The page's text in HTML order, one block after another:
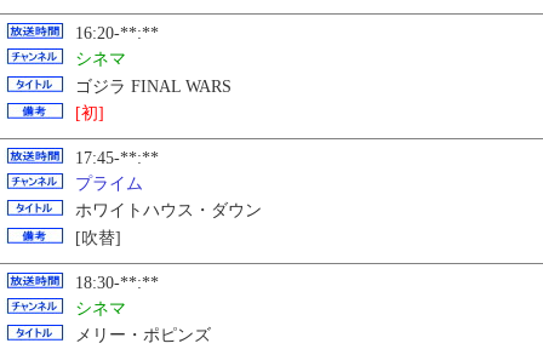
16:20-**:**
シネマ
ゴジラ FINAL WARS
[初]
17:45-**:**
プライム
ホワイトハウス・ダウン
[吹替]
18:30-**:**
シネマ
メリー・ポピンズ